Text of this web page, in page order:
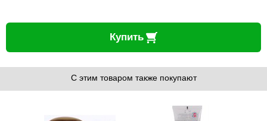
Купить
С этим товаром также покупают